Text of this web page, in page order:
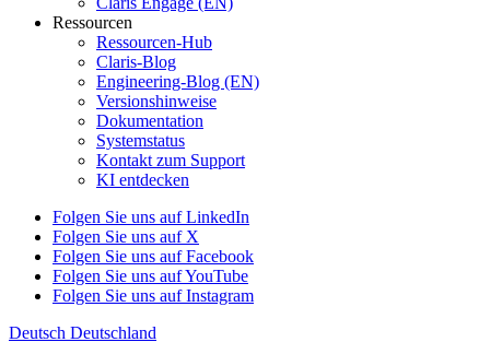
Ressourcen
Ressourcen-Hub
Claris-Blog
Engineering-Blog (EN)
Versionshinweise
Dokumentation
Systemstatus
Kontakt zum Support
KI entdecken
Folgen Sie uns auf LinkedIn
Folgen Sie uns auf X
Folgen Sie uns auf Facebook
Folgen Sie uns auf YouTube
Folgen Sie uns auf Instagram
Deutsch Deutschland